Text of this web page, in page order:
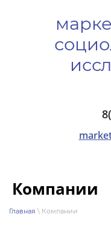
Компании
Главная \ Компании